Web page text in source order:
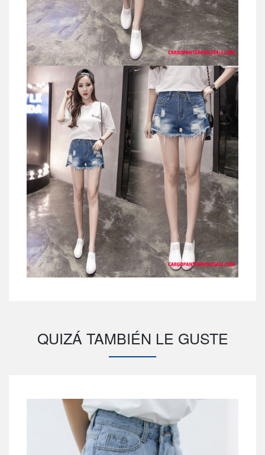
QUIZÁ TAMBIÉN LE GUSTE